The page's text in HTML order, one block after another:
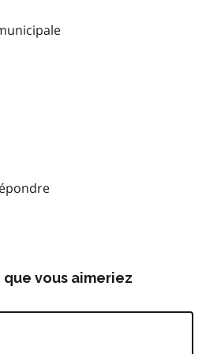
vous aimeriez